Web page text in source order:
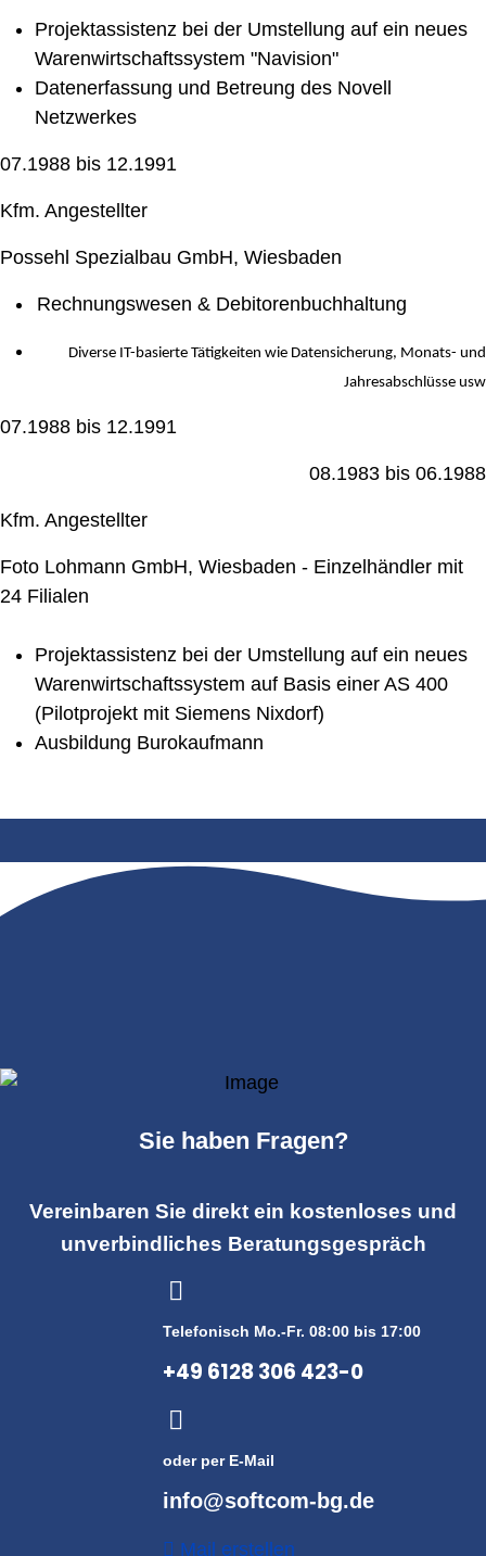
Projektassistenz bei der Umstellung auf ein neues
Warenwirtschaftssystem "Navision"
Datenerfassung und Betreung des Novell
Netzwerkes
07.1988 bis 12.1991
Kfm. Angestellter
Possehl Spezialbau GmbH, Wiesbaden
Rechnungswesen & Debitorenbuchhaltung
Diverse IT-basierte Tätigkeiten wie Datensicherung, Monats- und
Jahresabschlüsse usw
07.1988 bis 12.1991
08.1983 bis 06.1988
Kfm. Angestellter
Foto Lohmann GmbH, Wiesbaden - Einzelhändler mit
24 Filialen
Projektassistenz bei der Umstellung auf ein neues
Warenwirtschaftssystem auf Basis einer AS 400
(Pilotprojekt mit Siemens Nixdorf)
Ausbildung Burokaufmann
Sie haben Fragen?
Vereinbaren Sie direkt ein kostenloses und
unverbindliches Beratungsgespräch
Telefonisch Mo.-Fr. 08:00 bis 17:00
+49 6128 306 423-0
oder per E-Mail
info@softcom-bg.de
Mail erstellen